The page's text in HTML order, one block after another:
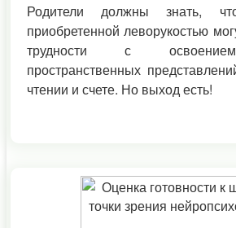
Родители должны знать,
приобретенной леворукостью
трудности с
пространственных
чтении и счете. Но выход есть!